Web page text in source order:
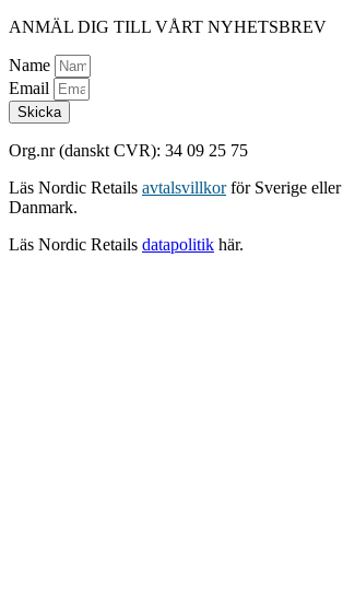
ANMÄL DIG TILL VÅRT NYHETSBREV
Name
Email
Skicka
Org.nr (danskt CVR): 34 09 25 75
Läs Nordic Retails avtalsvillkor för Sverige eller
Danmark.
Läs Nordic Retails datapolitik här.